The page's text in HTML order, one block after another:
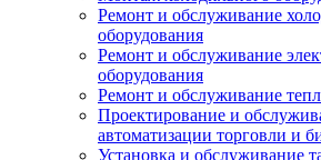
Ремонт и обслуживание
оборудования
Ремонт и обслуживание
оборудования
Ремонт и обслуживание
Проектирование и
автоматизации торговли и
Установка и обслуживание